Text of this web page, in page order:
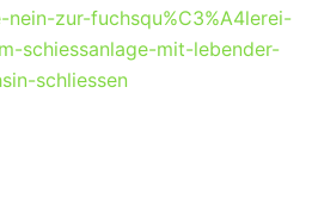
nein-zur-fuchsqu%C3%A4lerei-
schiessanlage-mit-lebender-
schliessen